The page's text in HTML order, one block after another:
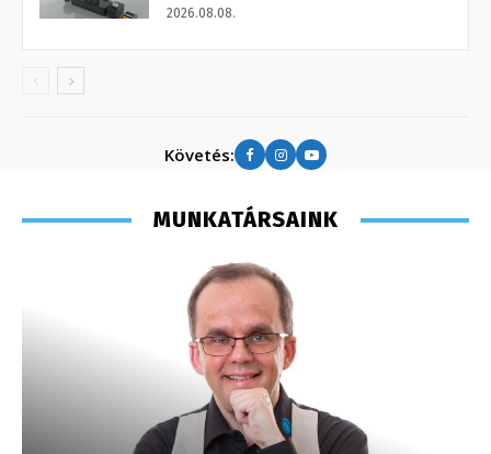
2026.08.08.
Követés:
MUNKATÁRSAINK